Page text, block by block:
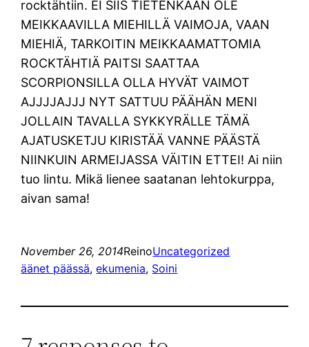
rocktähtiin. EI SIIS TIETENKÄÄN OLE
MEIKKAAVILLA MIEHILLÄ VAIMOJA, VAAN
MIEHIÄ, TARKOITIN MEIKKAAMATTOMIA
ROCKTÄHTIÄ PAITSI SAATTAA
SCORPIONSILLA OLLA HYVÄT VAIMOT
AJJJJAJJJ NYT SATTUU PÄÄHÄN MENI
JOLLAIN TAVALLA SYKKYRÄLLE TÄMÄ
AJATUSKETJU KIRISTÄÄ VANNE PÄÄSTÄ
NIINKUIN ARMEIJASSA VÄITIN ETTEI! Ai niin
tuo lintu. Mikä lienee saatanan lehtokurppa,
aivan sama!
November 26, 2014ReinoUncategorized
äänet päässä, ekumenia, Soini